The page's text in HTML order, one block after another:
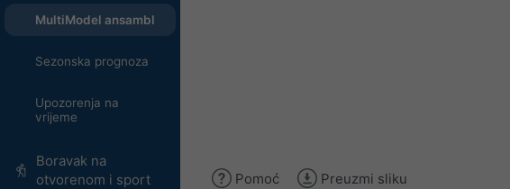
MultiModel ansambl
Sezonska prognoza
Upozorenja na
vrijeme
Boravak na
otvorenom i sport
Pomoć Preuzmi sliku